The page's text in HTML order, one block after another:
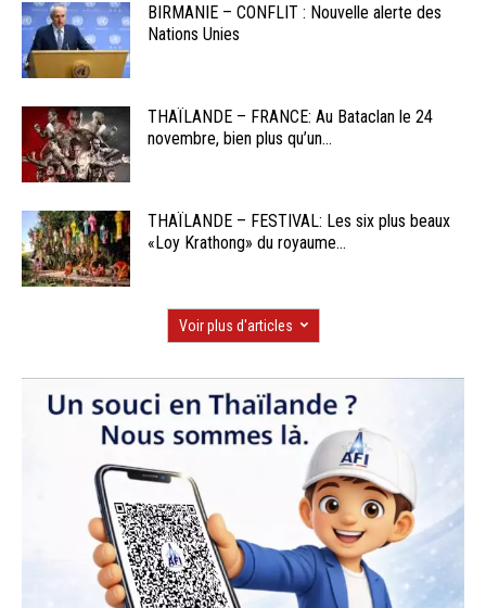
BIRMANIE – CONFLIT : Nouvelle alerte des
Nations Unies
THAÏLANDE – FRANCE: Au Bataclan le 24
novembre, bien plus qu’un...
THAÏLANDE – FESTIVAL: Les six plus beaux
«Loy Krathong» du royaume...
Voir plus d'articles